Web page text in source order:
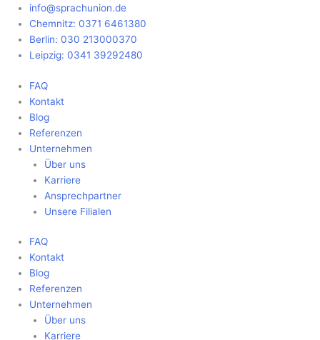
Zum
Inhalt
springen
info@sprachunion.de
Chemnitz: 0371 6461380
Berlin: 030 213000370
Leipzig: 0341 39292480
FAQ
Kontakt
Blog
Referenzen
Unternehmen
Über uns
Karriere
Ansprechpartner
Unsere Filialen
FAQ
Kontakt
Blog
Referenzen
Unternehmen
Über uns
Karriere
Main
Menu